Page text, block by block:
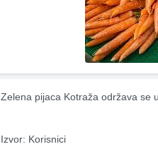
Zelena pijaca Kotraža održava se
Izvor: Korisnici